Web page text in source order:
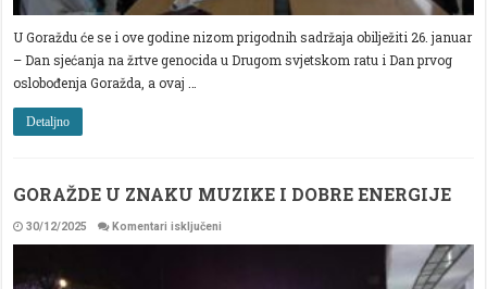
I
DAN
PRVOG
OSLOBOĐENJA
U Goraždu će se i ove godine nizom prigodnih sadržaja obilježiti 26. januar
– Dan sjećanja na žrtve genocida u Drugom svjetskom ratu i Dan prvog
oslobođenja Goražda, a ovaj …
Detaljno
GORAŽDE U ZNAKU MUZIKE I DOBRE ENERGIJE
30/12/2025 Komentari isključeni